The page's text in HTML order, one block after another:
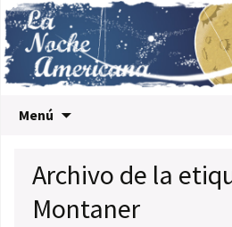
Menú
Archivo de la
Montaner